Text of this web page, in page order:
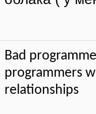
Bad
programmers
relationships